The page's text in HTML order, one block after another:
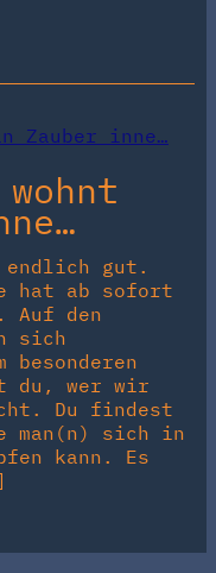
endlich gut.
hat ab sofort
Auf den
sich
besonderen
du, wer wir
Du findest
man(n) sich in
kann. Es